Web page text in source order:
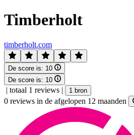
Timberholt
timberholt.com
De score is: 10
De score is: 10
| totaal 1 reviews | 1 bron
0 reviews in de afgelopen 12 maanden